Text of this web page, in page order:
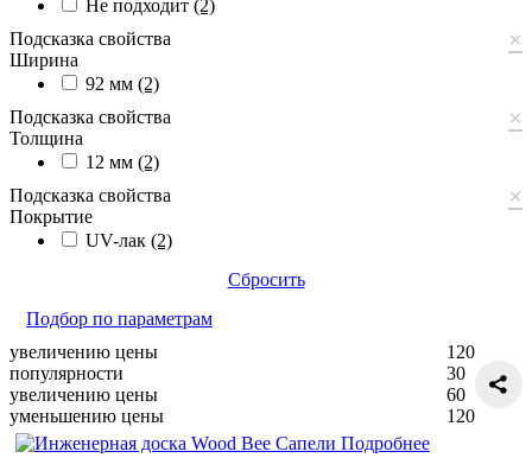
Не подходит (2)
Подсказка свойства
×
Ширина
92 мм (2)
Подсказка свойства
×
Толщина
12 мм (2)
Подсказка свойства
×
Покрытие
UV-лак (2)
Сбросить
Подбор по параметрам
увеличению цены
популярности
увеличению цены
уменьшению цены
120
30
60
120
Подробнее